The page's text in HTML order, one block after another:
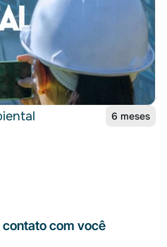
6 meses
contato com você